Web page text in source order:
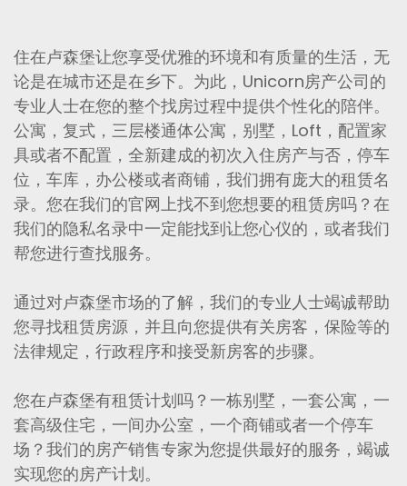
住在卢森堡让您享受优雅的环境和有质量的生活，无
论是在城市还是在乡下。为此，Unicorn房产公司的
专业人士在您的整个找房过程中提供个性化的陪伴。
公寓，复式，三层楼通体公寓，别墅，Loft，配置家
具或者不配置，全新建成的初次入住房产与否，停车
位，车库，办公楼或者商铺，我们拥有庞大的租赁名
录。您在我们的官网上找不到您想要的租赁房吗？在
我们的隐私名录中一定能找到让您心仪的，或者我们
帮您进行查找服务。
通过对卢森堡市场的了解，我们的专业人士竭诚帮助
您寻找租赁房源，并且向您提供有关房客，保险等的
法律规定，行政程序和接受新房客的步骤。
您在卢森堡有租赁计划吗？一栋别墅，一套公寓，一
套高级住宅，一间办公室，一个商铺或者一个停车
场？我们的房产销售专家为您提供最好的服务，竭诚
实现您的房产计划。